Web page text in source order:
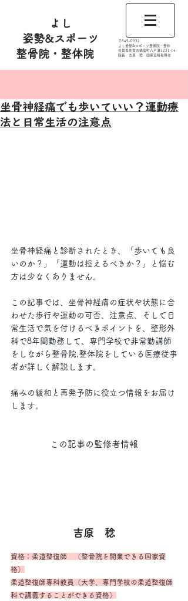
よし
姿勢&スポーツ
整骨院・整体院
​〒849-0932
よし姿勢&スポーツ整骨院・整体
佐賀県佐賀市鍋島町八戸溝1231‐14
​​院長 吉原 稔​ 国家資格取得者
坐骨神経痛でも歩いていい？運動療
法と日常生活の注意点
坐骨神経痛と診断されたとき、「歩いても良
いのか？」「運動は控えるべきか？」と悩む
方は少なくありません。
この記事では、坐骨神経痛の症状や状態に合
わせた歩行や運動の可否、注意点、そして日
常生活で気を付けるべきポイントを、 整形外
科で8年間勤務して、専門学校で非常勤講師
をしながら整骨院,整体院をしている医療従事
者が詳しく解説します。
痛みの緩和と再発予防に役立つ情報をお届け
します。
この記事の監修者情報
吉原　稔
資格：柔道整復師　（整骨院を開業できる国家資
格）
柔道整復師専科教員（大学、専門学校の柔道整復師
科で講義することができる資格）